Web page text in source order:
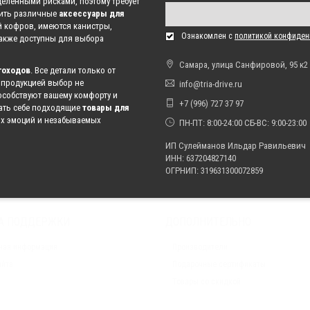
различные аксессуары для
кофров, имеются канистры,
доступны для выбора
. Все детали только от
выбор не
вашему комфорту и
себе подходящие товары для
эмоций и незабываемых
Ознакомлен с политикой
Самара, улица Санфировой, 95 к2
info@tria-drive.ru
+7 (996) 727 37 97
ПН-ПТ: 8:00-24:00 СБ-ВС: 9:00-23:00
ИП Сулейманов Ильдар Равильевич
ИНН: 637204827140
ОГРНИП: 319631300072859